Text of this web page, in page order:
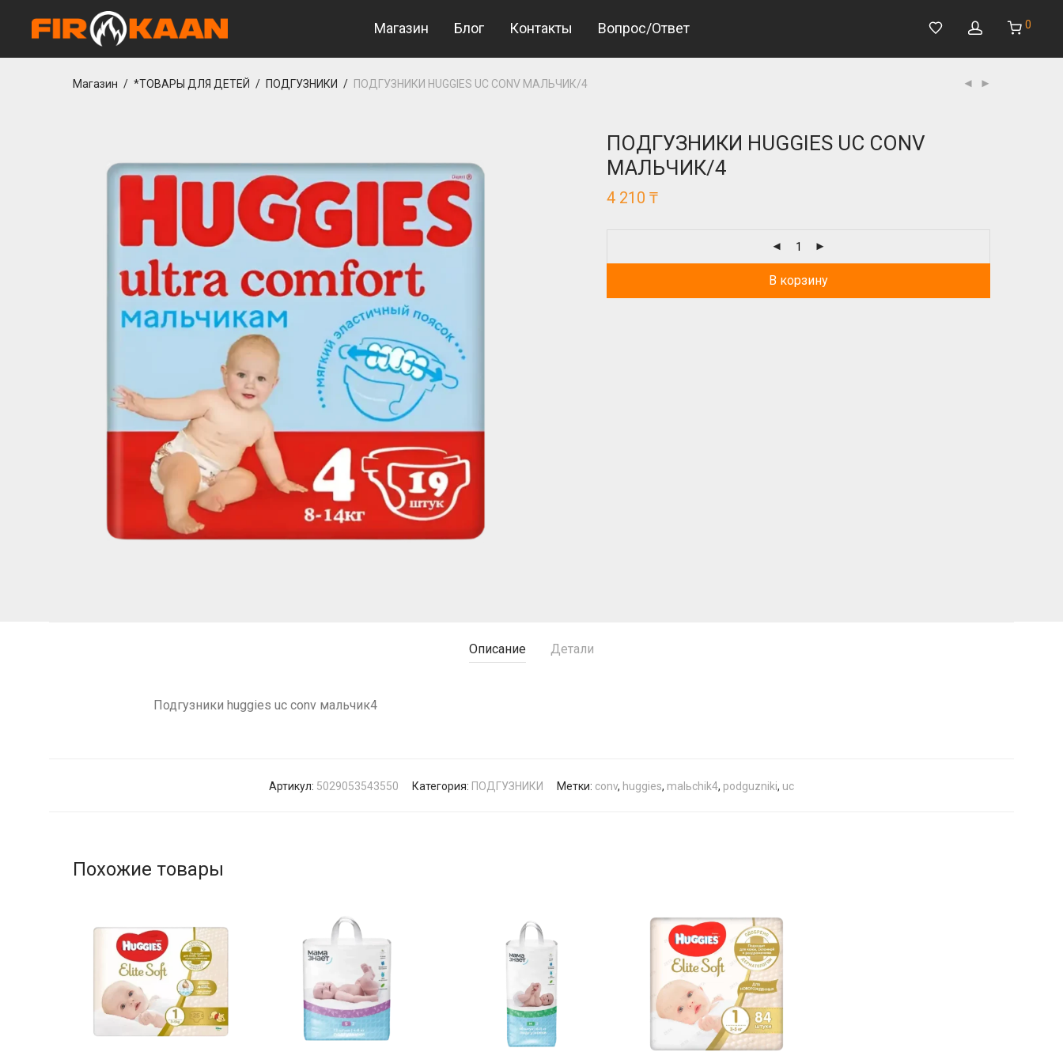
Магазин Блог Контакты Вопрос/Ответ 0
Магазин / *ТОВАРЫ ДЛЯ ДЕТЕЙ / ПОДГУЗНИКИ / ПОДГУЗНИКИ HUGGIES UC CONV МАЛЬЧИК/4
ПОДГУЗНИКИ HUGGIES UC CONV
МАЛЬЧИК/4
4 210 ₸
В корзину
Описание Детали
Подгузники huggies uc conv мальчик4
Артикул: 5029053543550 Категория: ПОДГУЗНИКИ Метки: conv, huggies, malьchik4, podguzniki, uc
Похожие товары
casibom giriş